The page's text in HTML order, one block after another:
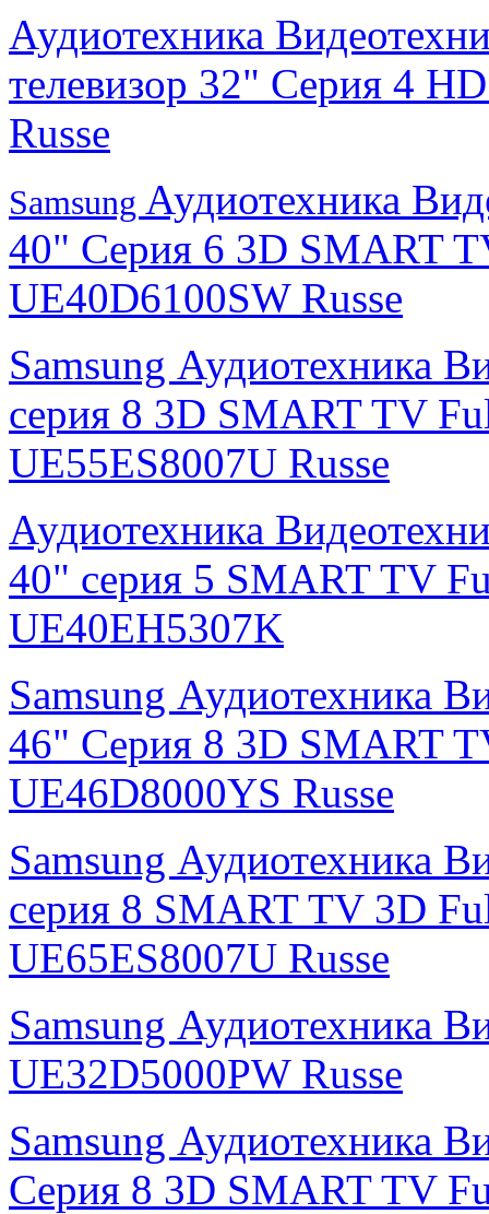
Аудиотехника
телевизор 32" Серия 4
Russe
Samsung Аудиотехника
40" Серия 6 3D SMART
UE40D6100SW Russe
Samsung Аудиотехника
серия 8 3D SMART TV
UE55ES8007U Russe
Аудиотехника
40" серия 5 SMART TV
UE40EH5307K
Samsung Аудиотехника
46" Серия 8 3D SMART
UE46D8000YS Russe
Samsung Аудиотехника
серия 8 SMART TV 3D
UE65ES8007U Russe
Samsung Аудиотехника
UE32D5000PW Russe
Samsung Аудиотехника
Серия 8 3D SMART TV